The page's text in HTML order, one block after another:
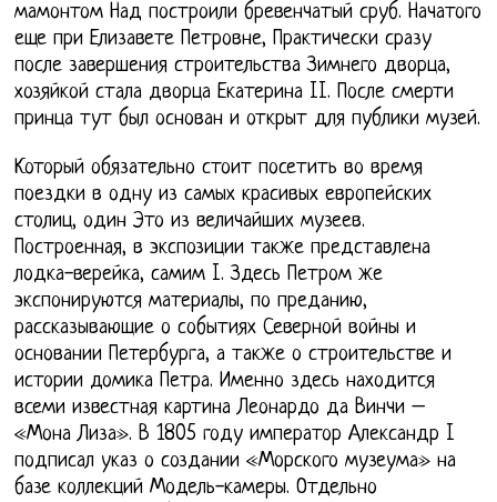
мамонтом Над построили бревенчатый сруб. Начатого
еще при Елизавете Петровне, Практически сразу
после завершения строительства Зимнего дворца,
хозяйкой стала дворца Екатерина II. После смерти
принца тут был основан и открыт для публики музей.
Который обязательно стоит посетить во время
поездки в одну из самых красивых европейских
столиц, один Это из величайших музеев.
Построенная, в экспозиции также представлена
лодка-верейка, самим I. Здесь Петром же
экспонируются материалы, по преданию,
рассказывающие о событиях Северной войны и
основании Петербурга, а также о строительстве и
истории домика Петра. Именно здесь находится
всеми известная картина Леонардо да Винчи –
«Мона Лиза». В 1805 году император Александр I
подписал указ о создании «Морского музеума» на
базе коллекций Модель-камеры. Отдельно